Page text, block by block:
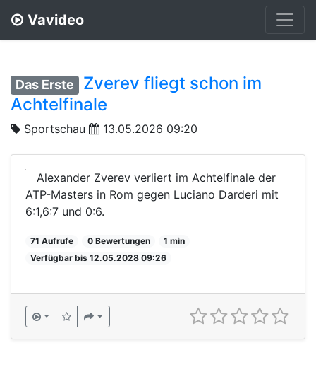
Vavideo
Das Erste
Zverev fliegt schon im
Achtelfinale
Sportschau 13.05.2026 09:20
Alexander Zverev verliert im Achtelfinale der
ATP-Masters in Rom gegen Luciano Darderi mit
6:1,6:7 und 0:6.
71 Aufrufe 0 Bewertungen
1 min
Verfügbar bis 12.05.2028 09:26